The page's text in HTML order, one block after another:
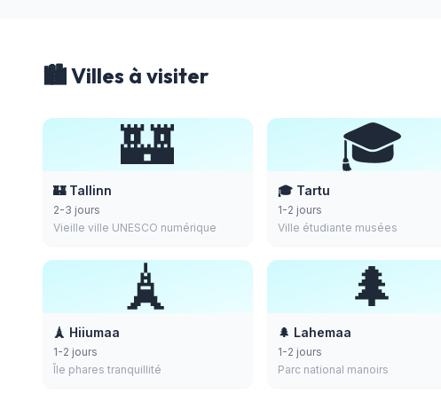
🏙️ Villes à visiter
🏰
🏰 Tallinn
2-3 jours
Vieille ville UNESCO numérique
🎓
🎓 Tartu
1-2 jours
Ville étudiante musées
🗼
🗼 Hiiumaa
1-2 jours
Île phares tranquillité
🌲
🌲 Lahemaa
1-2 jours
Parc national manoirs